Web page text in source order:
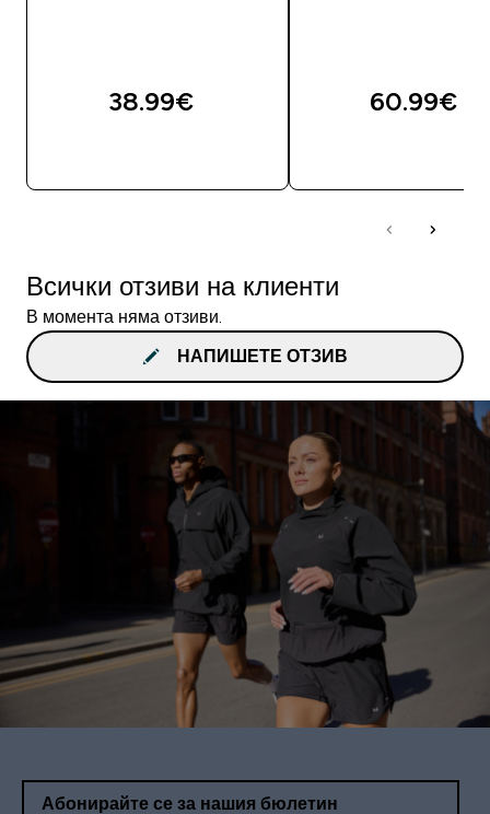
38.99€‎ 60.99€‎
Всички отзиви на клиенти
В момента няма отзиви.
НАПИШЕТЕ ОТЗИВ
Абонирайте се за нашия бюлетин